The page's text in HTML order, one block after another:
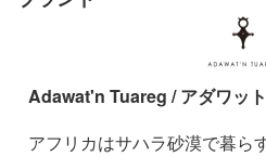
Adawat'n Tuareg / アダワッ
アフリカはサハラ砂漠で暮ら